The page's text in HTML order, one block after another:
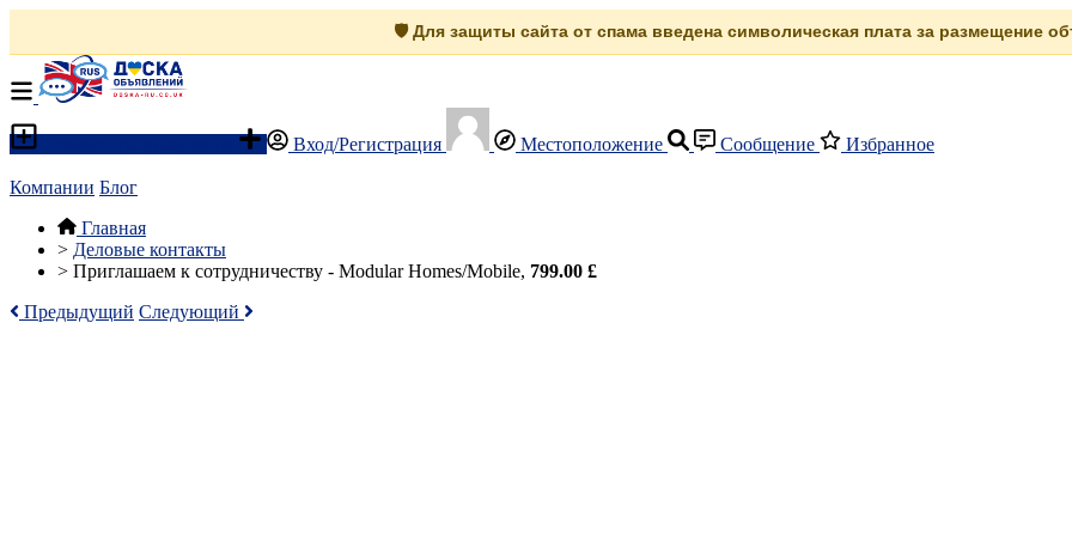
🛡️ Для защиты сайта от спама введена символическая плата за размещение
Вход/Регистрация Местоположение Сообщение Избранное
Компании Блог
Главная
> Деловые контакты
> Приглашаем к сотрудничеству - Modular Homes/Mobile, 799.00 £
Предыдущий Следующий